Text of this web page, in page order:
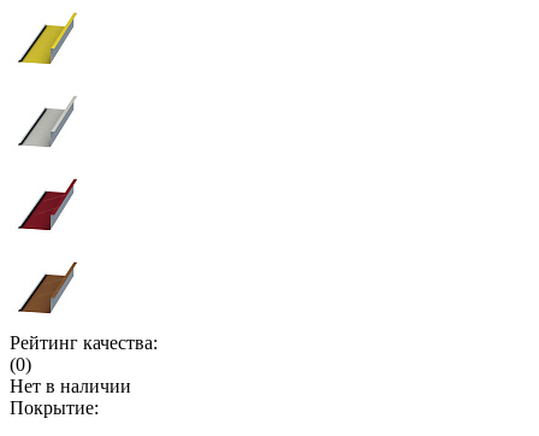
Рейтинг качества:
(0)
Нет в наличии
Покрытие: